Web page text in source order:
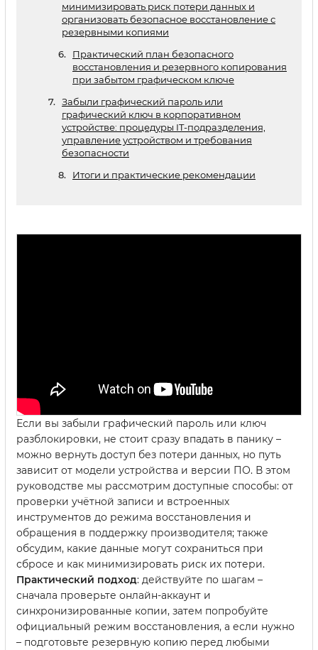
минимизировать риск потери данных и
организовать безопасное восстановление с
резервными копиями
Практический план безопасного
восстановления и резервного копирования
при забытом графическом ключе
Забыли графический пароль или
графический ключ в корпоративном
устройстве: процедуры IT-подразделения,
управление устройством и требования
безопасности
Итоги и практические рекомендации
Если вы забыли графический пароль или ключ
разблокировки, не стоит сразу впадать в панику –
можно вернуть доступ без потери данных, но путь
зависит от модели устройства и версии ПО. В этом
руководстве мы рассмотрим доступные способы: от
проверки учётной записи и встроенных
инструментов до режима восстановления и
обращения в поддержку производителя; также
обсудим, какие данные могут сохраниться при
сбросе и как минимизировать риск их потери.
Практический подход: действуйте по шагам –
сначала проверьте онлайн-аккаунт и
синхронизированные копии, затем попробуйте
официальный режим восстановления, а если нужно
– подготовьте резервную копию перед любыми